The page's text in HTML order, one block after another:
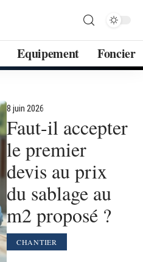
Equipement Foncier
8 juin 2026
Faut-il accepter
le premier
devis au prix
du sablage au
m2 proposé ?
CHANTIER